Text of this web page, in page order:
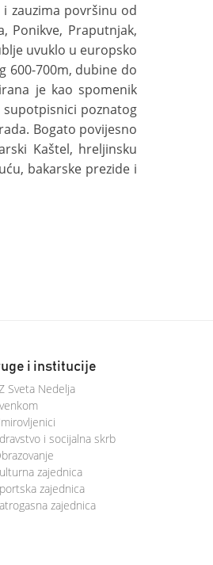
i zauzima površinu od
Ponikve, Praputnjak,
uvuklo u europsko
600-700m, dubine do
je kao spomenik
poznatog
Bogato povijesno
Kaštel, hreljinsku
bakarske prezide i
i institucije
Sveta Nedelja
i socijalna skrb
zajednica
zajednica
zajednica